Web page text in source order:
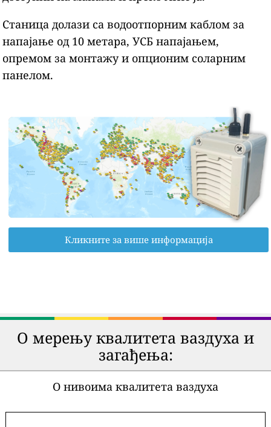
Станица долази са водоотпорним каблом за
напајање од 10 метара, УСБ напајањем,
опремом за монтажу и опционим соларним
панелом.
Кликните за више информација
О мерењу квалитета ваздуха и
загађења:
О нивоима квалитета ваздуха